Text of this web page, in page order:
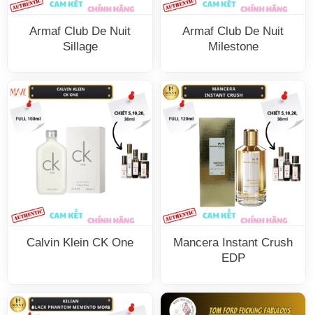
Armaf Club De Nuit
Sillage
Armaf Club De Nuit
Milestone
Calvin Klein CK One
Mancera Instant Crush
EDP